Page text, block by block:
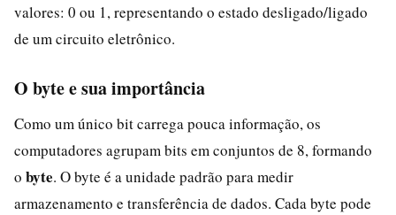
valores: 0 ou 1, representando o estado desligado/ligado
de um circuito eletrônico.
O byte e sua importância
Como um único bit carrega pouca informação, os
computadores agrupam bits em conjuntos de 8, formando
o byte. O byte é a unidade padrão para medir
armazenamento e transferência de dados. Cada byte pode